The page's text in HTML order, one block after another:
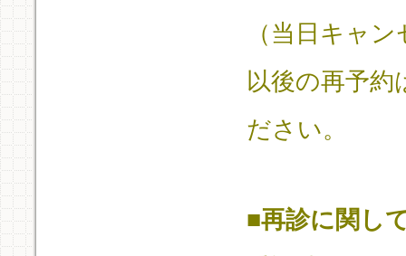
（当日キャ
以後の再予
ださい。
■再診に関し